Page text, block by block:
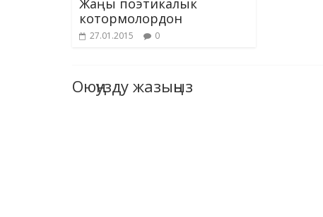
Жаңы поэтикалык
котормолордон
27.01.2015 0
Оюңузду жазыңыз